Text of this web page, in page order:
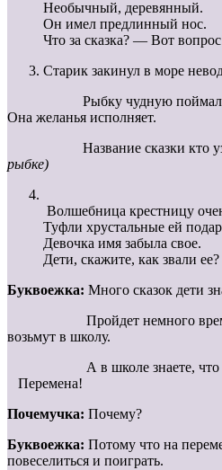
Необычный, деревянный.
Он имел предлинный нос.
Что за сказка? — Вот
Старик закинул в море
Рыбку чудную
Она желанья исполняет.
Название сказки кто
рыбке)
Волшебница крестницу
Туфли хрустальные ей
Девочка имя забыла свое.
Дети, скажите, как звали ее?
Буквоежка: Много сказок дети
Пройдет немного
возьмут в школу.
А в школе знаете, что
Перемена!
Почемучка: Почему?
Буквоежка: Потому что на
повеселиться и поиграть.